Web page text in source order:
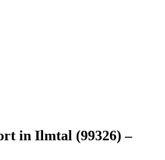
in Ilmtal (99326) –